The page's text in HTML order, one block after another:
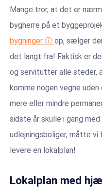
Mange tror, at det er
bygherre på et
bygninger ⓘ op, sælger
det langt fra! Faktisk er
og servitutter alle steder,
komme nogen vegne uden
mere eller mindre
sidste år skulle i gang
udlejningsboliger, måtte
levere en lokalplan!
Lokalplan med